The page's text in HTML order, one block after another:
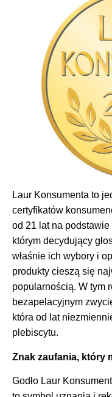
Laur Konsumenta to
certyfikatów
od 21 lat na
którym decydujący
właśnie ich wybory i
produkty cieszą się
popularnością. W tym
bezapelacyjnym
która od lat
plebiscytu.
Znak zaufania, który
Godło Laur